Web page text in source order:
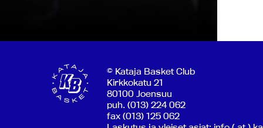
© Kataja Basket Club
Kirkkokatu 21
80100 Joensuu
puh. (013) 224 062
fax (013) 125 062